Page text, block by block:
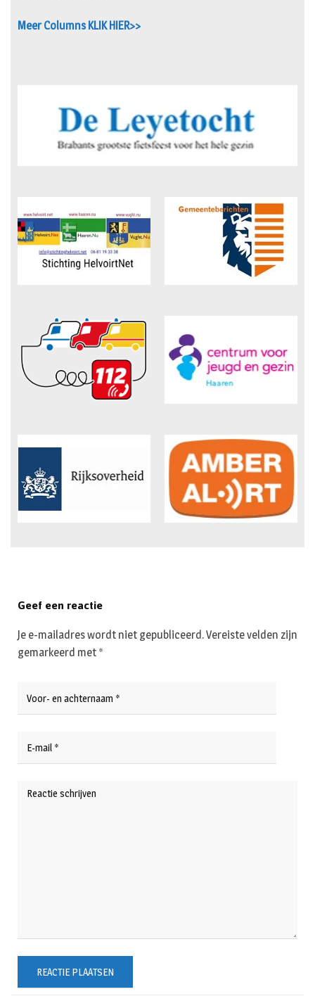
Meer Columns KLIK HIER>>
Geef een reactie
Je e-mailadres wordt niet gepubliceerd.Vereiste velden zijn
gemarkeerd met *